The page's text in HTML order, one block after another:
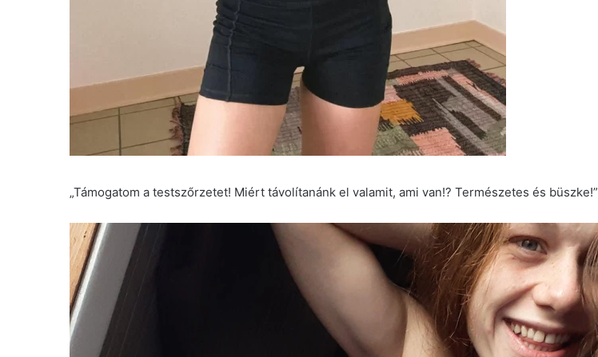
„Támogatom a testszőrzetet! Miért távolítanánk el valamit, ami van!? Természetes és büszke!”